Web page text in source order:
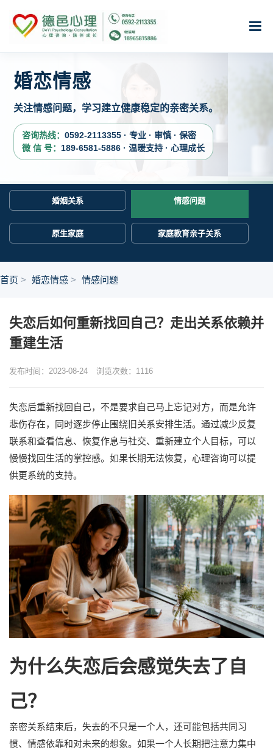
婚恋情感
关注情感问题，学习建立健康稳定的亲密关系。
咨询热线： 0592-2113355 · 专业 · 审慎 · 保密
微 信 号： 189-6581-5886 · 温暖支持 · 心理成长
婚姻关系 情感问题
原生家庭 家庭教育亲子关系
首页 婚恋情感 情感问题
失恋后如何重新找回自己？走出关系依赖并
重建生活
发布时间：2023-08-24 浏览次数： 1116
失恋后重新找回自己，不是要求自己马上忘记对方，而是允许
悲伤存在，同时逐步停止围绕旧关系安排生活。通过减少反复
联系和查看信息、恢复作息与社交、重新建立个人目标，可以
慢慢找回生活的掌控感。如果长期无法恢复，心理咨询可以提
供更系统的支持。
为什么失恋后会感觉失去了自
己？
亲密关系结束后，失去的不只是一个人，还可能包括共同习
惯、情感依靠和对未来的想象。如果一个人长期把注意力集中